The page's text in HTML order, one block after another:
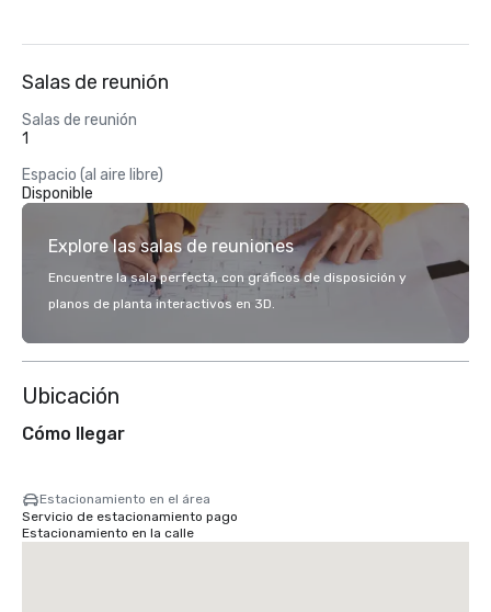
Salas de reunión
Salas de reunión
1
Espacio (al aire libre)
Disponible
Explore las salas de reuniones
Encuentre la sala perfecta, con gráficos de disposición y
planos de planta interactivos en 3D.
Ubicación
Cómo llegar
Estacionamiento en el área
Servicio de estacionamiento pago
Estacionamiento en la calle